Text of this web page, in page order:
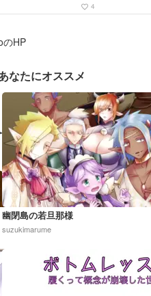
favorite_border 4
のHP
なたにオススメ
幽閉島の若旦那様
suzukimarume